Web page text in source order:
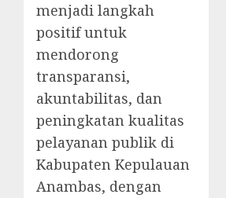
menjadi langkah
positif untuk
mendorong
transparansi,
akuntabilitas, dan
peningkatan kualitas
pelayanan publik di
Kabupaten Kepulauan
Anambas, dengan